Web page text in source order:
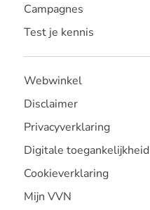
Campagnes
Test je kennis
Webwinkel
Disclaimer
Privacyverklaring
Digitale toegankelijkheid
Cookieverklaring
Mijn VVN